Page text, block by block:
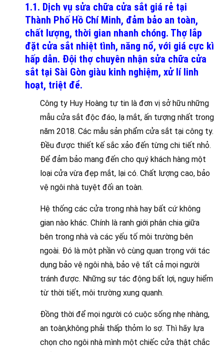
1.1. Dịch vụ sửa chữa cửa sắt giá rẻ tại
Thành Phố Hồ Chí Minh, đảm bảo an toàn,
chất lượng, thời gian nhanh chóng. Thợ lắp
đặt cửa sắt nhiệt tình, năng nổ, với giá cực kì
hấp dẫn. Đội thợ chuyên nhận sửa chữa cửa
sắt tại Sài Gòn giàu kinh nghiệm, xử lí linh
hoạt, triệt để.
Công ty Huy Hoàng tự tin là đơn vị sở hữu những
mẫu cửa sắt độc đáo, lạ mắt, ấn tượng nhất trong
năm 2018. Các mẫu sản phẩm cửa sắt tại công ty.
Đều được thiết kế sắc xảo đến từng chi tiết nhỏ.
Để đảm bảo mang đến cho quý khách hàng một
loại cửa vừa đẹp mắt, lại có. Chất lượng cao, bảo
vệ ngôi nhà tuyệt đối an toàn.
Hệ thống các cửa trong nhà hay bất cứ không
gian nào khác. Chính là ranh giới phân chia giữa
bên trong nhà và các yếu tố môi trường bên
ngoài. Đó là một phần vô cùng quan trọng với tác
dụng bảo vệ ngôi nhà, bảo vệ tất cả mọi người
tránh được. Những sự tác động bất lợi, nguy hiểm
từ thời tiết, môi trường xung quanh.
Đồng thời để mọi người có cuộc sống nhẹ nhàng,
an toàn,không phải thấp thỏm lo sợ. Thì hãy lựa
chọn cho ngôi nhà mình một chiếc cửa thật chắc